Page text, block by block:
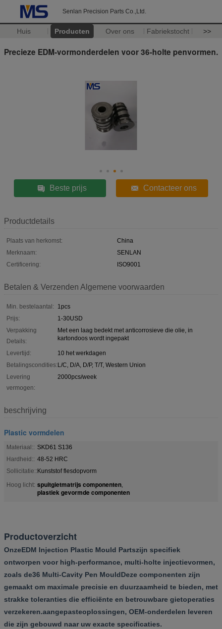
Senlan Precision Parts Co.,Ltd.
Huis Producten Over ons Fabriekstocht >>
Precieze EDM-vormonderdelen voor 36-holte penvormen.
Beste prijs Contacteer ons
Productdetails
Plaats van herkomst:
China
Merknaam:
SENLAN
Certificering:
ISO9001
Betalen & Verzenden Algemene voorwaarden
Min. bestelaantal:
1pcs
Prijs:
1-30USD
Verpakking
Details:
Met een laag bedekt met anticorrosieve die olie, in
kartondoos wordt ingepakt
Levertijd:
10 het werkdagen
Betalingscondities:L/C, D/A, D/P, T/T, Western Union
Levering
vermogen:
2000pcs/week
beschrijving
Plastic vormdelen
Materiaal:: SKD61 S136
Hardheid:: 48-52 HRC
Sollicitatie::Kunststof flesdopvorm
Hoog licht: spuitgietmatrijs componenten,
plastiek gevormde componenten
Productoverzicht
OnzeEDM Injection Plastic Mould Partszijn specifiek
ontworpen voor high-performance, multi-holte injectievormen,
zoals de36 Multi-Cavity Pen MouldDeze componenten zijn
gemaakt om maximale precisie en duurzaamheid te bieden, met
strakke toleranties die efficiënte en betrouwbare gietoperaties
verzekeren.aangepasteoplossingen, OEM-onderdelen leveren
die zijn gebouwd naar uw exacte specificaties.